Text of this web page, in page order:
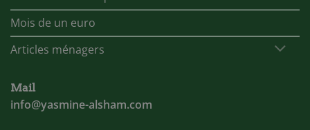
Mois de un euro
Articles ménagers
Mail
info@yasmine-alsham.com